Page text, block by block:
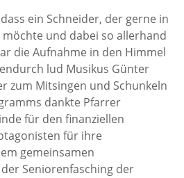
ein Schneider, der gerne in
und dabei so allerhand
die Aufnahme in den Himmel
lud Musikus Günter
zum Mitsingen und Schunkeln
dankte Pfarrer
für den finanziellen
für ihre
gemeinsamen
Seniorenfasching der